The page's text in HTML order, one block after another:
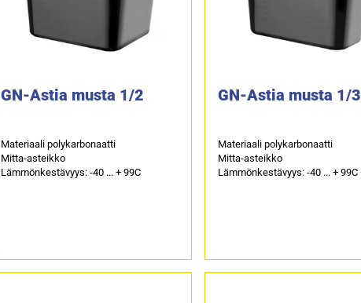
GN-Astia musta 1/2
Materiaali polykarbonaatti
Mitta-asteikko
Lämmönkestävyys: -40 ... + 99C
GN-Astia musta 1/3
Materiaali polykarbonaatti
Mitta-asteikko
Lämmönkestävyys: -40 ... + 99C